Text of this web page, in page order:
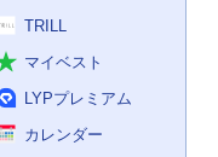
TRILL
マイベスト
LYPプレミアム
カレンダー